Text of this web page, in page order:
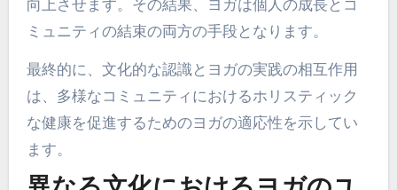
かに影響を与えます。
なコミュニティベースの実践は、社会的な絆と集
団的な幸福を強化します。この共同体の側面は、
サポートネットワークを育み、個々の健康成果を
向上させます。その結果、ヨガは個人の成長とコ
ミュニティの結束の両方の手段となります。